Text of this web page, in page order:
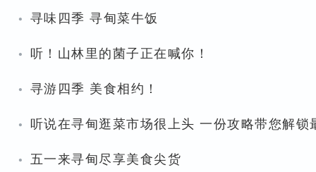
· 寻味四季 寻甸菜牛饭
· 听！山林里的菌子正在喊你！
· 寻游四季 美食相约！
· 听说在寻甸逛菜市场很上头 一份攻略带您解
· 五一来寻甸尽享美食尖货